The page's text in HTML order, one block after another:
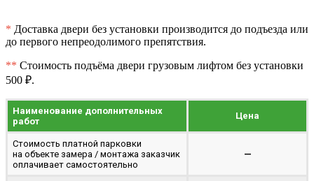
* Доставка двери без установки производится до подъезда или
до первого непреодолимого препятствия.
** Стоимость подъёма двери грузовым лифтом без установки
500 ₽.
Наименование дополнительных
работ
Цена
Стоимость платной парковки
на объекте замера / монтажа заказчик
оплачивает самостоятельно
—